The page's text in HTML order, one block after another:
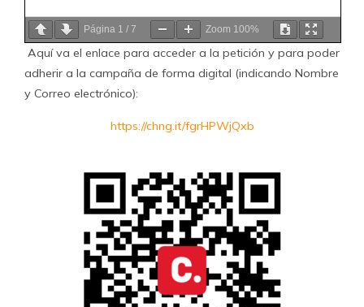
Página 1 / 7 Zoom 100%
Aquí va el enlace para acceder a la petición y para poder
adherir a la campaña de forma digital (indicando Nombre
y Correo electrónico):
https://chng.it/fgrHPWjQxb